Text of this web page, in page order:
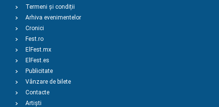
Termeni și condiții
Arhiva evenimentelor
Cronici
Fest.ro
ElFest.mx
ElFest.es
Publicitate
Vânzare de bilete
Contacte
Artiști